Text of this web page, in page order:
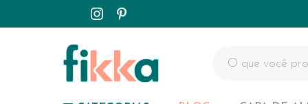
Capa de Almofadas
Tapetes
Passadeiras